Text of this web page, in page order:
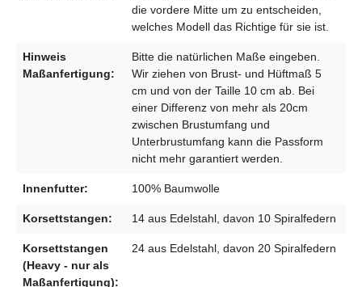
die vordere Mitte um zu entscheiden,
welches Modell das Richtige für sie ist.
Hinweis
Maßanfertigung:
Bitte die natürlichen Maße eingeben.
Wir ziehen von Brust- und Hüftmaß 5
cm und von der Taille 10 cm ab. Bei
einer Differenz von mehr als 20cm
zwischen Brustumfang und
Unterbrustumfang kann die Passform
nicht mehr garantiert werden.
Innenfutter: 100% Baumwolle
Korsettstangen: 14 aus Edelstahl, davon 10 Spiralfedern
Korsettstangen
(Heavy - nur als
Maßanfertigung):
24 aus Edelstahl, davon 20 Spiralfedern